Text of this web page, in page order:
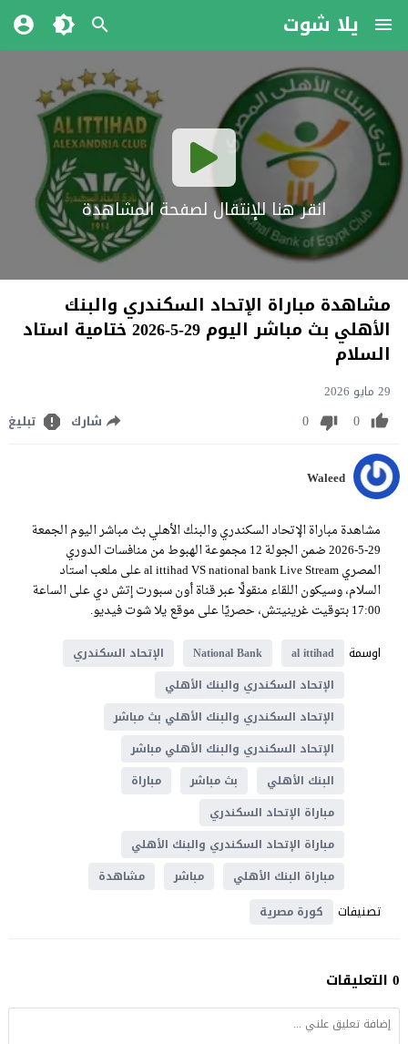
يلا شوت
انقر هنا للإنتقال لصفحة المشاهدة
مشاهدة مباراة الإتحاد السكندري والبنك
الأهلي بث مباشر اليوم 29-5-2026 ختامية استاد
السلام
29 مايو 2026
0
0 شارك تبليغ
Waleed
مشاهدة مباراة الإتحاد السكندري والبنك الأهلي بث مباشر اليوم الجمعة
29-5-2026 ضمن الجولة 12 مجموعة الهبوط من منافسات الدوري
المصري al ittihad VS national bank Live Stream على ملعب استاد
السلام، وسيكون اللقاء منقولًا عبر قناة أون سبورت إتش دي على الساعة
17:00 بتوقيت غرينيتش، حصريًا على موقع يلا شوت فيديو.
اوسمة
al ittihad
National Bank
الإتحاد السكندري
الإتحاد السكندري والبنك الأهلي
الإتحاد السكندري والبنك الأهلي بث مباشر
الإتحاد السكندري والبنك الأهلي مباشر
البنك الأهلي
بث مباشر
مباراة
مباراة الإتحاد السكندري
مباراة الإتحاد السكندري والبنك الأهلي
مباراة البنك الأهلي
مباشر مشاهدة
تصنيفات كورة مصرية
0 التعليقات